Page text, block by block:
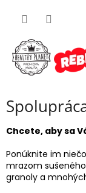
Chcete, aby sa
Ponúknite im
mrazom
granoly a